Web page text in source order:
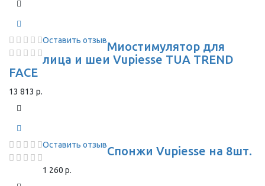
Оставить отзывМиостимулятор для
лица и шеи Vupiesse TUA TREND
FACE
13 813 р.
Оставить отзывСпонжи Vupiesse на 8шт.
1 260 р.